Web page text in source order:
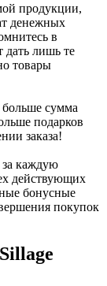
продукции,
денежных
в
дать лишь те
товары
больше сумма
подарков
заказа!
каждую
действующих
бонусные
покупок